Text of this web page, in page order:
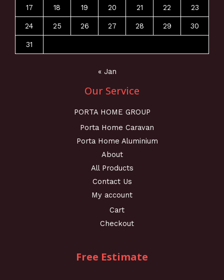
17 18 19 20 21 22 23
24 25 26 27 28 29 30
31
« Jan
Our Service
PORTA HOME GROUP
Porta Home Caravan
Porta Home Aluminium
About
All Products
Contact Us
My account
Cart
Checkout
Free Estimate